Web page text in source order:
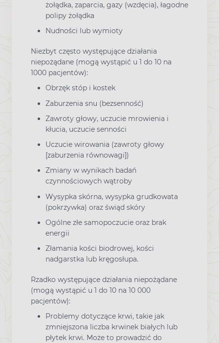
żołądka, zaparcia, gazy (wzdęcia), łagodne
polipy żołądka
Nudności lub wymioty
Niezbyt często występujące działania
niepożądane (mogą wystąpić u 1 do 10 na
1000 pacjentów):
Obrzęk stóp i kostek
Zaburzenia snu (bezsenność)
Zawroty głowy, uczucie mrowienia i
kłucia, uczucie senności
Uczucie wirowania (zawroty głowy
[zaburzenia równowagi])
Zmiany w wynikach badań
czynnościowych wątroby
Wysypka skórna, wysypka grudkowata
(pokrzywka) oraz świąd skóry
Ogólne złe samopoczucie oraz brak
energii
Złamania kości biodrowej, kości
nadgarstka lub kręgosłupa.
Rzadko występujące działania niepożądane
(mogą wystąpić u 1 do 10 na 10 000
pacjentów):
Problemy dotyczące krwi, takie jak
zmniejszona liczba krwinek białych lub
płytek krwi. Może to prowadzić do